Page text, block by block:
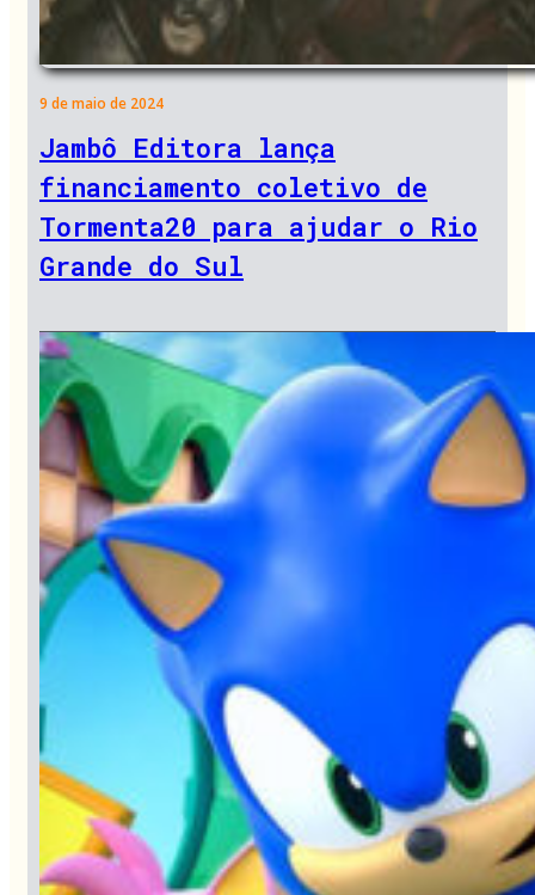
9 de maio de 2024
Jambô Editora lança
financiamento coletivo de
Tormenta20 para ajudar o Rio
Grande do Sul